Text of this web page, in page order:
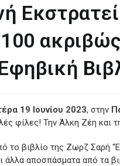
19 Ιουνίου 2023, στην
φίλες! Την Άλκη Ζέη και
βιβλίο της Ζωρζ Σαρή
άλλα αποσπάσματα από τα